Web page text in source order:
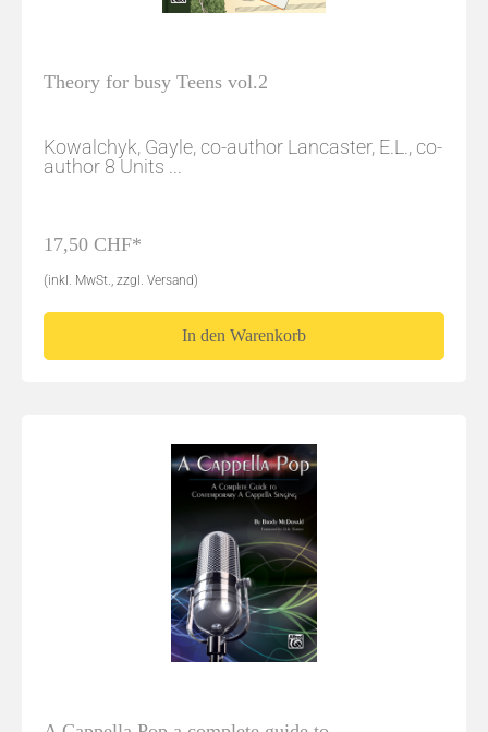
Theory for busy Teens vol.2
Kowalchyk, Gayle, co-author Lancaster, E.L., co-
author 8 Units ...
17,50 CHF*
(inkl. MwSt., zzgl. Versand)
In den Warenkorb